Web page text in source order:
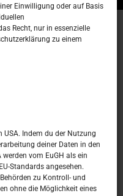
Einwilligung oder auf Basis
Recht, nur in essenzielle
zu einem
USA. Indem du der Nutzung
deiner Daten in den
werden vom EuGH als ein
Standards angesehen.
zu Kontroll- und
ohne die Möglichkeit eines
11 12 13 14
18 19 20
25 26 27 28